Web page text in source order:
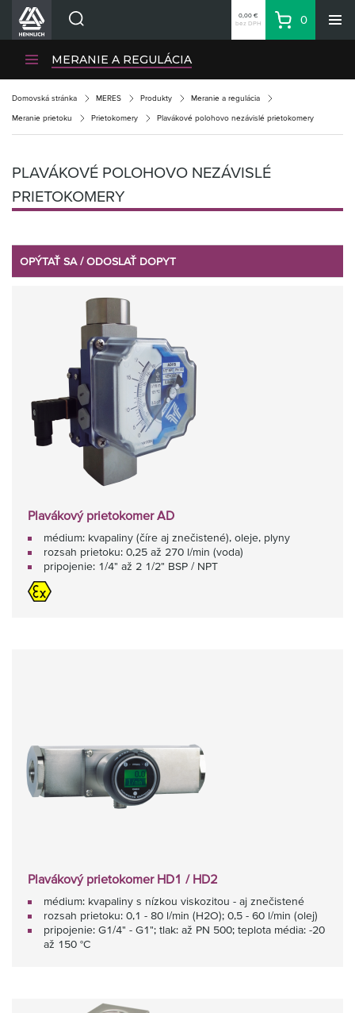
Divízie HENNLICH
Kariéra
O firme
Priemyselný park HENNLICH
Nákupný zoznam
Zone
0,00 €
bez DPH
Košík
0
MERANIE A REGULÁCIA
Domovská stránka MERES Produkty Meranie a regulácia
Meranie prietoku Prietokomery Plavákové polohovo nezávislé prietokomery
PLAVÁKOVÉ POLOHOVO NEZÁVISLÉ
PRIETOKOMERY
OPÝTAŤ SA / ODOSLAŤ DOPYT
Plavákový prietokomer AD
médium: kvapaliny (číre aj znečistené), oleje, plyny
rozsah prietoku: 0,25 až 270 l/min (voda)
pripojenie: 1/4" až 2 1/2" BSP / NPT
Plavákový prietokomer HD1 / HD2
médium: kvapaliny s nízkou viskozitou - aj znečistené
rozsah prietoku: 0,1 - 80 l/min (H2O); 0,5 - 60 l/min (olej)
pripojenie: G1/4" - G1"; tlak: až PN 500; teplota média: -20
až 150 °C